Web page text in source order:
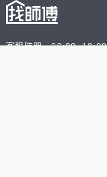
客服時間 09:00~18:00